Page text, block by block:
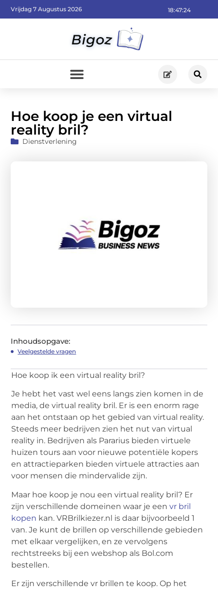
18:47:25
Vrijdag 7 Augustus 2026
Hoe koop je een virtual
reality bril?
Dienstverlening
Inhoudsopgave:
Veelgestelde vragen
Hoe koop ik een virtual reality bril?
Je hebt het vast wel eens langs zien komen in de
media, de virtual reality bril. Er is een enorm rage
aan het ontstaan op het gebied van virtual reality.
Steeds meer bedrijven zien het nut van virtual
reality in. Bedrijven als Pararius bieden virtuele
huizen tours aan voor nieuwe potentiële kopers
en attractieparken bieden virtuele attracties aan
voor mensen die mindervalide zijn.
Maar hoe koop je nou een virtual reality bril? Er
zijn verschillende domeinen waar je eenvr bril
kopen kan. VRBrilkiezer.nl is daar bijvoorbeeld 1
van. Je kunt de brillen op verschillende gebieden
met elkaar vergelijken, en ze vervolgens
rechtstreeks bij een webshop als Bol.com
bestellen.
Er zijn verschillende vr brillen te koop. Op het